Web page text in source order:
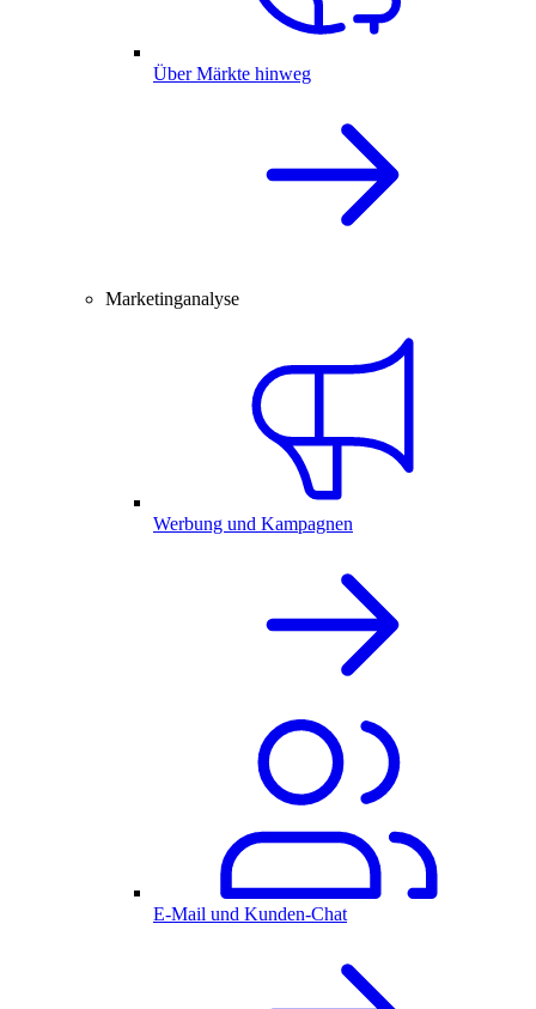
Über Märkte hinweg
Marketinganalyse
Werbung und Kampagnen
E-Mail und Kunden-Chat